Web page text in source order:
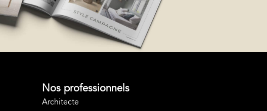
Nos professionnels
Architecte